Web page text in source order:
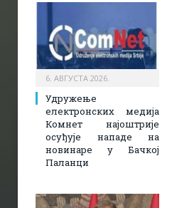
6. АВГУСТА 2026.
Удружење
електронских медија
Комнет најоштрије
осуђује нападе на
новинаре у Бачкој
Паланци